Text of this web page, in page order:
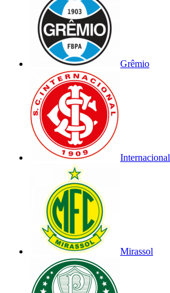
Grêmio
Internacional
Mirassol